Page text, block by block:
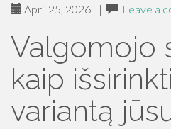
April 25, 2026 | Leave a
Valgomojo
kaip
variantą